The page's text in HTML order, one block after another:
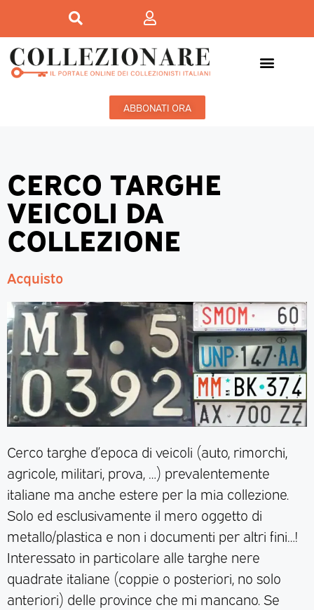
ABBONATI ORA
CERCO TARGHE
VEICOLI DA
COLLEZIONE
Acquisto
Cerco targhe d’epoca di veicoli (auto, rimorchi,
agricole, militari, prova, …) prevalentemente
italiane ma anche estere per la mia collezione.
Solo ed esclusivamente il mero oggetto di
metallo/plastica e non i documenti per altri fini…!
Interessato in particolare alle targhe nere
quadrate italiane (coppie o posteriori, no solo
anteriori) delle province che mi mancano. Se